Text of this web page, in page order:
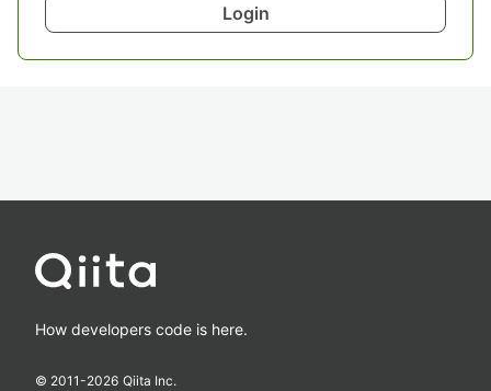
Login
How developers code is here.
© 2011-2026 Qiita Inc.